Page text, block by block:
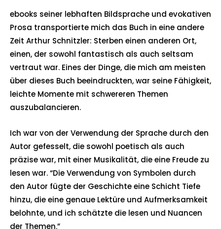
ebooks seiner lebhaften Bildsprache und evokativen
Prosa transportierte mich das Buch in eine andere
Zeit Arthur Schnitzler: Sterben einen anderen Ort,
einen, der sowohl fantastisch als auch seltsam
vertraut war. Eines der Dinge, die mich am meisten
über dieses Buch beeindruckten, war seine Fähigkeit,
leichte Momente mit schwereren Themen
auszubalancieren.
Ich war von der Verwendung der Sprache durch den
Autor gefesselt, die sowohl poetisch als auch
präzise war, mit einer Musikalität, die eine Freude zu
lesen war. “Die Verwendung von Symbolen durch
den Autor fügte der Geschichte eine Schicht Tiefe
hinzu, die eine genaue Lektüre und Aufmerksamkeit
belohnte, und ich schätzte die lesen und Nuancen
der Themen.”